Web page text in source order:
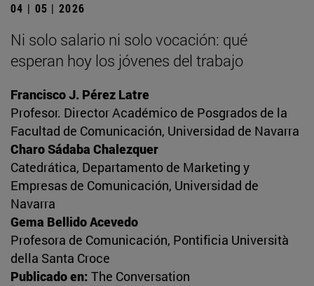
04 | 05 | 2026
Ni solo salario ni solo vocación: qué
esperan hoy los jóvenes del trabajo
Francisco J. Pérez Latre
Profesor. Director Académico de Posgrados de la
Facultad de Comunicación, Universidad de Navarra
Charo Sádaba Chalezquer
Catedrática, Departamento de Marketing y
Empresas de Comunicación, Universidad de
Navarra
Gema Bellido Acevedo
Profesora de Comunicación, Pontificia Università
della Santa Croce
Publicado en: The Conversation